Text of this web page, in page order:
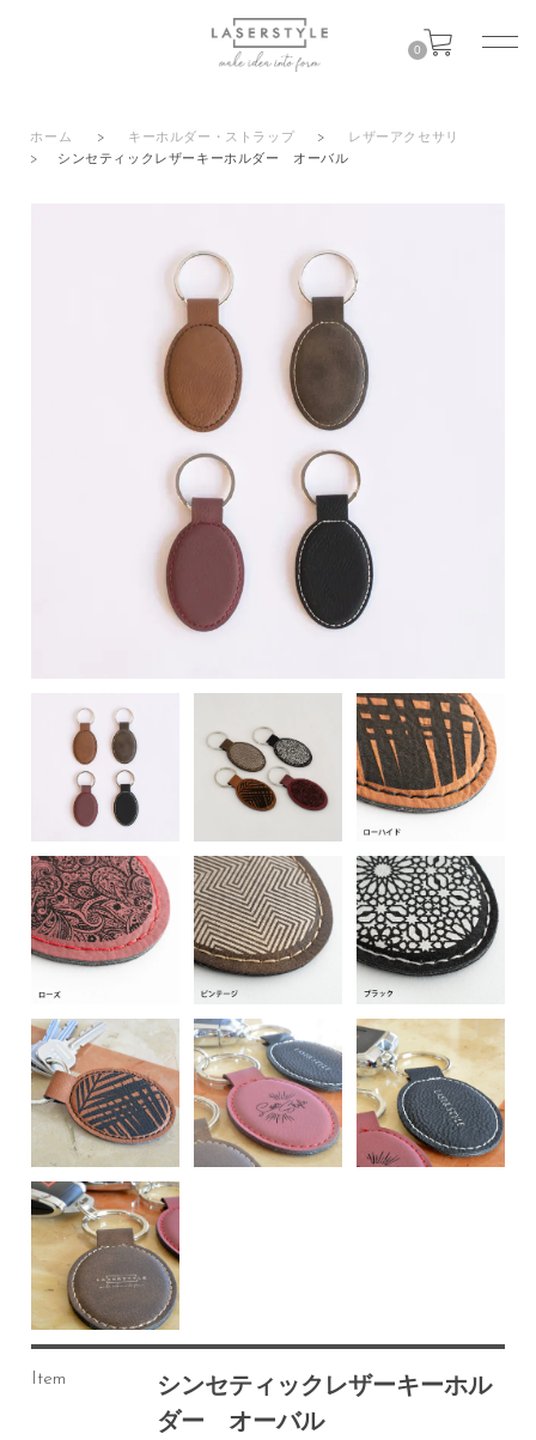
0
ホーム > キーホルダー・ストラップ >
レザーアクセサリ
>
シンセティックレザーキーホルダー オーバル
Item
シンセティックレザーキーホル
ダー オーバル